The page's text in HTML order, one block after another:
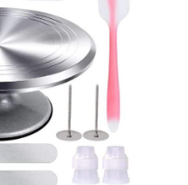
de qualité, ce
service est durable,
et facile à nettoyer
utilisation
ou lors de
et événements.